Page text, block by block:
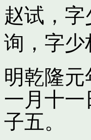
赵试，字
询，字少
明乾隆
一月十
子五。